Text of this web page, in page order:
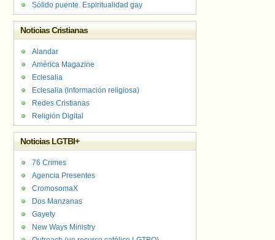
Sólido puente. Espiritualidad gay
Noticias Cristianas
Alandar
América Magazine
Eclesalia
Eclesalia (información religiosa)
Redes Cristianas
Religión Digital
Noticias LGTBI+
76 Crimes
Agencia Presentes
CromosomaX
Dos Manzanas
Gayety
New Ways Ministry